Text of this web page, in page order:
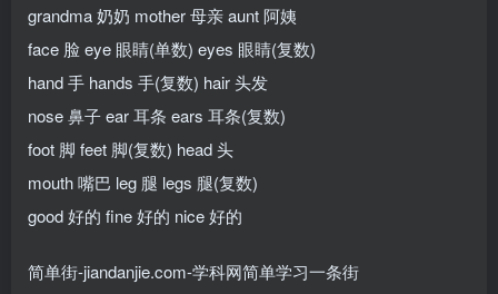
grandma 奶奶 mother 母亲 aunt 阿姨
face 脸 eye 眼睛(单数) eyes 眼睛(复数)
hand 手 hands 手(复数) hair 头发
nose 鼻子 ear 耳条 ears 耳条(复数)
foot 脚 feet 脚(复数) head 头
mouth 嘴巴 leg 腿 legs 腿(复数)
good 好的 fine 好的 nice 好的
简单街-jiandanjie.com-学科网简单学习一条街